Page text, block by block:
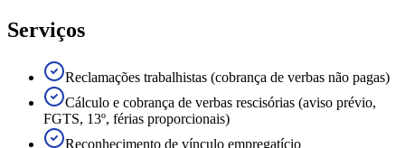
Serviços
Reclamações trabalhistas (cobrança de verbas não pagas)
Cálculo e cobrança de verbas rescisórias (aviso prévio,
FGTS, 13º, férias proporcionais)
Reconhecimento de vínculo empregatício